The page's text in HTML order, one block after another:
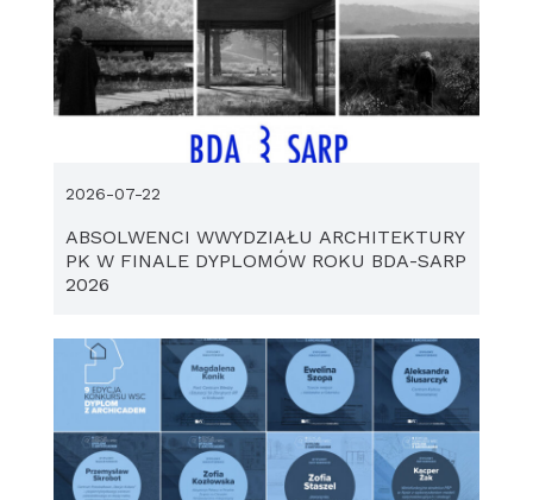
ABSOLWENCI WWYDZIAŁU ARCHITEKTURY
PK W FINALE DYPLOMÓW ROKU BDA-SARP
2026
2026-07-22